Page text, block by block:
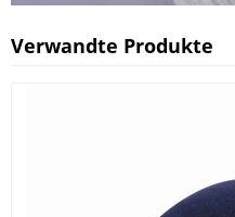
Verwandte Produkte